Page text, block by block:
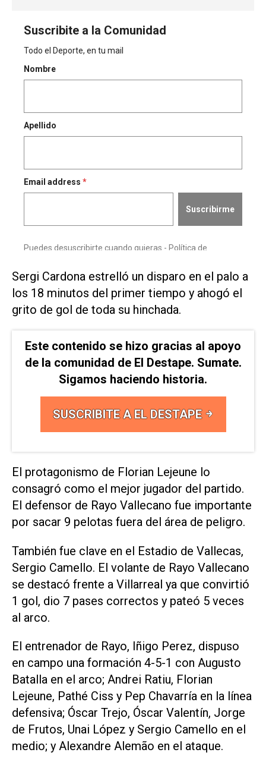
Sergi Cardona estrelló un disparo en el palo a
los 18 minutos del primer tiempo y ahogó el
grito de gol de toda su hinchada.
Este contenido se hizo gracias al apoyo
de la comunidad de El Destape. Sumate.
Sigamos haciendo historia.
SUSCRIBITE A EL DESTAPE
El protagonismo de Florian Lejeune lo
consagró como el mejor jugador del partido.
El defensor de Rayo Vallecano fue importante
por sacar 9 pelotas fuera del área de peligro.
También fue clave en el Estadio de Vallecas,
Sergio Camello. El volante de Rayo Vallecano
se destacó frente a Villarreal ya que convirtió
1 gol, dio 7 pases correctos y pateó 5 veces
al arco.
El entrenador de Rayo, Iñigo Perez, dispuso
en campo una formación 4-5-1 con Augusto
Batalla en el arco; Andrei Ratiu, Florian
Lejeune, Pathé Ciss y Pep Chavarría en la línea
defensiva; Óscar Trejo, Óscar Valentín, Jorge
de Frutos, Unai López y Sergio Camello en el
medio; y Alexandre Alemão en el ataque.